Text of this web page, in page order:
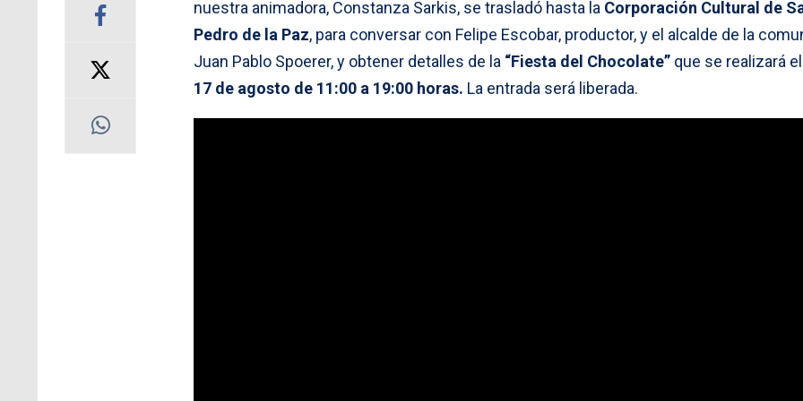
nuestra animadora, Constanza Sarkis, se trasladó hasta la Corporación Cultural de
Pedro de la Paz, para conversar con Felipe Escobar, productor, y el alcalde de la
Juan Pablo Spoerer, y obtener detalles de la “Fiesta del Chocolate” que se realizará el
17 de agosto de 11:00 a 19:00 horas. La entrada será liberada.